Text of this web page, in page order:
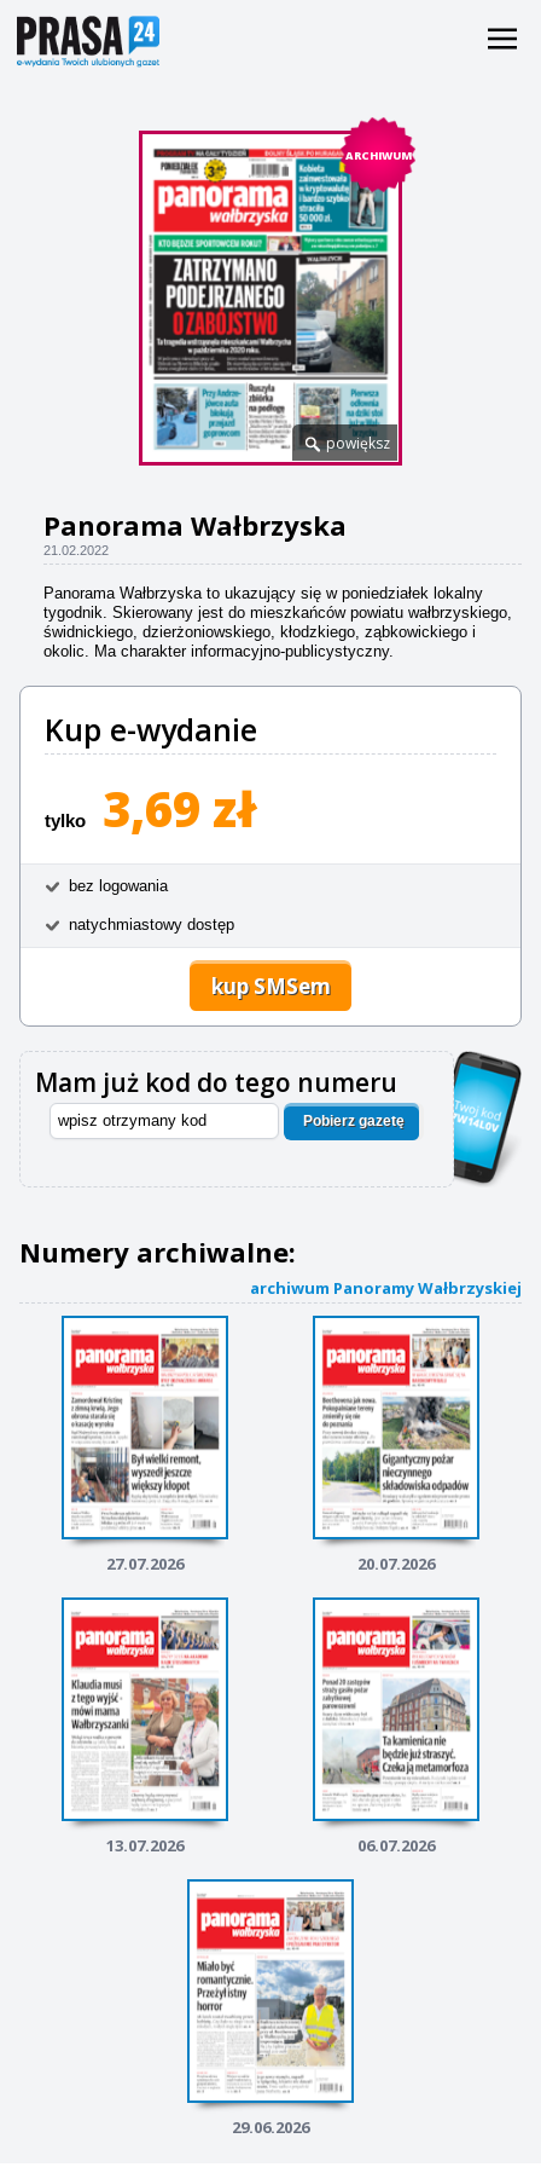
ARCHIWUM
powiększ
Panorama Wałbrzyska
21.02.2022
Panorama Wałbrzyska to ukazujący się w poniedziałek lokalny
tygodnik. Skierowany jest do mieszkańców powiatu wałbrzyskiego,
świdnickiego, dzierżoniowskiego, kłodzkiego, ząbkowickiego i
okolic. Ma charakter informacyjno-publicystyczny.
Kup e-wydanie
tylko 3,69 zł
bez logowania
natychmiastowy dostęp
kup SMSem
Mam już kod do tego numeru
Pobierz gazetę
Numery archiwalne:
archiwum Panoramy Wałbrzyskiej
27.07.2026 20.07.2026
13.07.2026 06.07.2026
29.06.2026